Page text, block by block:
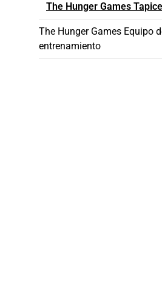
The Hunger Games
The Hunger Games Equipo
entrenamiento